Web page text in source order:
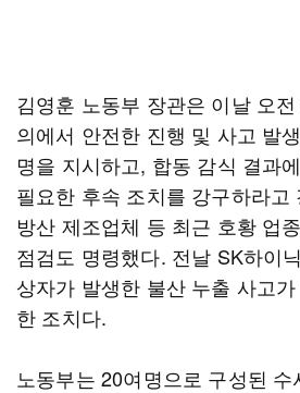
김영훈 노동부 장관은 이날 오
의에서 안전한 진행 및 사고 발
명을 지시하고, 합동 감식 결과
필요한 후속 조치를 강구하라고
방산 제조업체 등 최근 호황 업
점검도 명령했다. 전날 SK하이
상자가 발생한 불산 누출 사고
한 조치다.
노동부는 20여명으로 구성된